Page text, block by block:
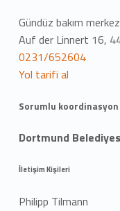
Gündüz bakım
Auf der Linnert 16,
0231/652604
Yol tarifi al
Sorumlu
Dortmund
İletişim Kişileri
Philipp Tilmann